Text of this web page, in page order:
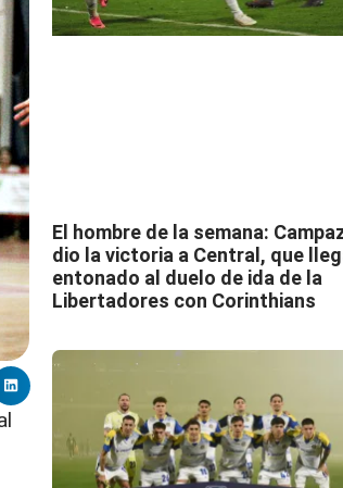
El hombre de la semana:
dio la victoria a Central, que
entonado al duelo de ida de la
Libertadores con Corinthians